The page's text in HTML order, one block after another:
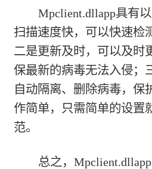
Mpclient.dllapp具有
扫描速度快，可以快速检
二是更新及时，可以及时
保最新的病毒无法入侵；
自动隔离、删除病毒，保
作简单，只需简单的设置
范。
总之，